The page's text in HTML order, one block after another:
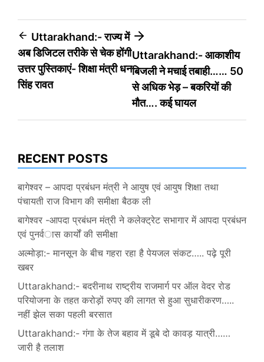
Post
navigation
Uttarakhand:- राज्य में
अब डिजिटल तरीके से चेक होंगी
उत्तर पुस्तिकाएं- शिक्षा मंत्री धन
सिंह रावत
Uttarakhand:- आकाशीय
बिजली ने मचाई तबाही…… 50
से अधिक भेड़ – बकरियों की
मौत…. कई घायल
RECENT POSTS
बागेश्वर – आपदा प्रबंधन मंत्री ने आयुष एवं आयुष शिक्षा तथा
पंचायती राज विभाग की समीक्षा बैठक ली
बागेश्वर -आपदा प्रबंधन मंत्री ने कलेक्ट्रेट सभागार में आपदा प्रबंधन
एवं पुनर्वास कार्यों की समीक्षा
अल्मोड़ा:- मानसून के बीच गहरा रहा है पेयजल संकट….. पढ़े पूरी
खबर
Uttarakhand:- बदरीनाथ राष्ट्रीय राजमार्ग पर ऑल वेदर रोड
परियोजना के तहत करोड़ों रुपए की लागत से हुआ सुधारीकरण…..
नहीं झेल सका पहली बरसात
Uttarakhand:- गंगा के तेज बहाव में डूबे दो कावड़ यात्री……
जारी है तलाश